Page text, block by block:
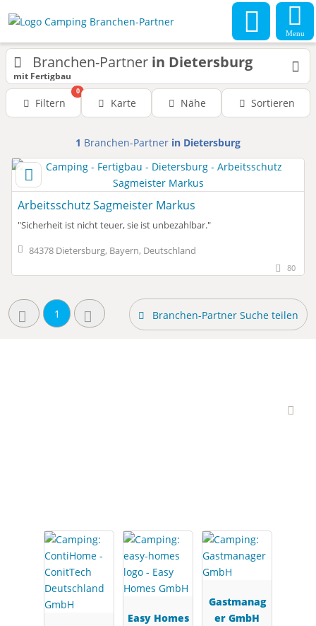
Menu
Branchen-Partner in Dietersburg
mit Fertigbau
Filtern
0
Karte Nähe Sortieren
1 Branchen-Partner in Dietersburg
Arbeitsschutz Sagmeister Markus
"Sicherheit ist nicht teuer, sie ist unbezahlbar."
84378 Dietersburg, Bayern, Deutschland
80
1 Branchen-Partner Suche teilen
Easy Homes
Gastmanag
er GmbH